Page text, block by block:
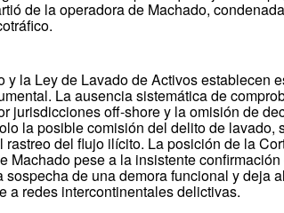
de la operadora de Machado,
y la Ley de Lavado de Activos establecen
La ausencia sistemática de
jurisdicciones off-shore y la omisión de
la posible comisión del delito de lavado,
del flujo ilícito. La posición de la
Machado pese a la insistente
sospecha de una demora funcional y deja
a redes intercontinentales delictivas.